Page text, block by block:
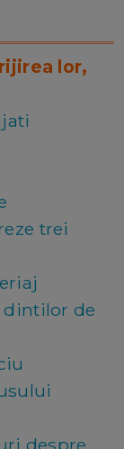
lor,
trei
dintilor de
despre